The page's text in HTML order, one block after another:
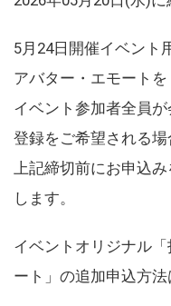
5月24日開催イベント
アバター・エモートを
イベント参加者全員
登録をご希望される場
上記締切前にお申込
します。
イベントオリジナル
ート」の追加申込方法